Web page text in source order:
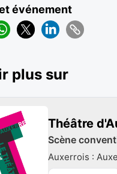
événement
plus sur
Théâtre
Scène
Auxerrois :